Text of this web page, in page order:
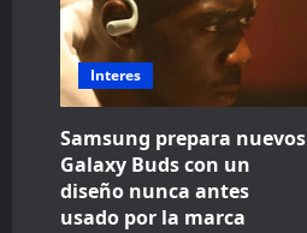
súper
Copilot,
muy
Interes
Samsung prepara nuevos
Galaxy Buds con un
diseño nunca antes
usado por la marca